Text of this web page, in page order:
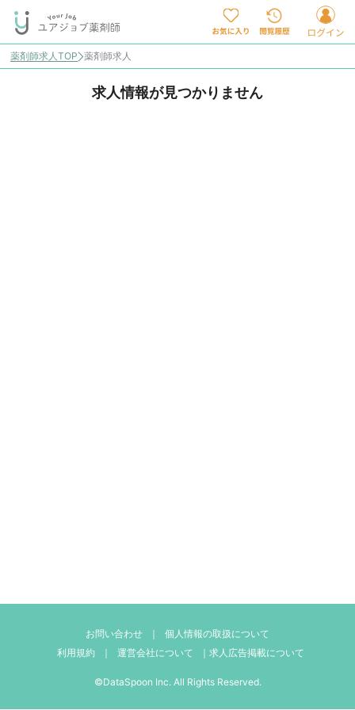
薬剤師求人TOP 薬剤師求人
求人情報が見つかりません
お問い合わせ ｜
個人情報の取扱について
利用規約
｜ 運営会社について ｜ 求人広告掲載について
©DataSpoon Inc. All Rights Reserved.